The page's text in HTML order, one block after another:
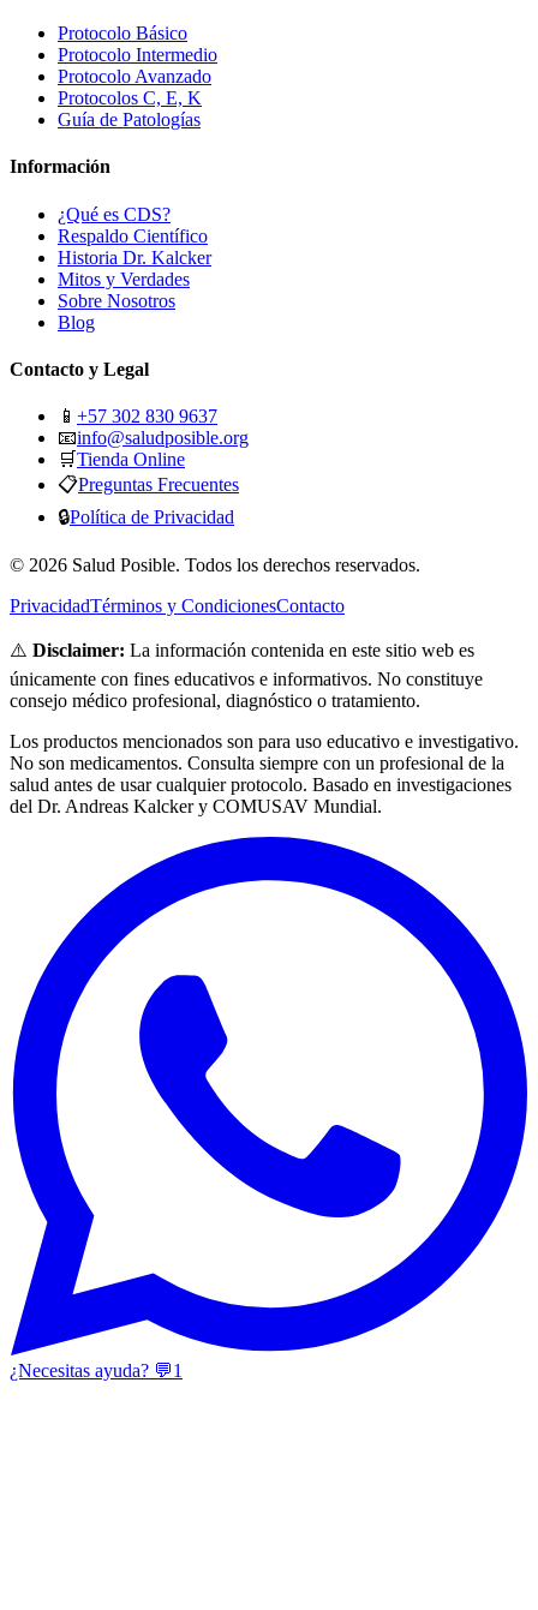
Protocolo Básico
Protocolo Intermedio
Protocolo Avanzado
Protocolos C, E, K
Guía de Patologías
Información
¿Qué es CDS?
Respaldo Científico
Historia Dr. Kalcker
Mitos y Verdades
Sobre Nosotros
Blog
Contacto y Legal
📱 +57 302 830 9637
📧info@saludposible.org
🛒Tienda Online
📋Preguntas Frecuentes
🔒Política de Privacidad
© 2026 Salud Posible. Todos los derechos reservados.
PrivacidadTérminos y CondicionesContacto
⚠️ Disclaimer: La información contenida en este sitio web es
únicamente con fines educativos e informativos. No constituye
consejo médico profesional, diagnóstico o tratamiento.
Los productos mencionados son para uso educativo e investigativo.
No son medicamentos. Consulta siempre con un profesional de la
salud antes de usar cualquier protocolo. Basado en investigaciones
del Dr. Andreas Kalcker y COMUSAV Mundial.
¿Necesitas ayuda? 💬1